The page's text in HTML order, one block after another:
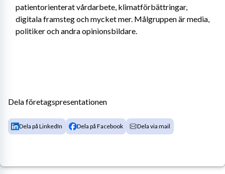
patientorienterat vårdarbete, klimatförbättringar,
digitala framsteg och mycket mer. Målgruppen är media,
politiker och andra opinionsbildare.
Dela företagspresentationen
Dela på LinkedIn Dela på Facebook Dela via mail